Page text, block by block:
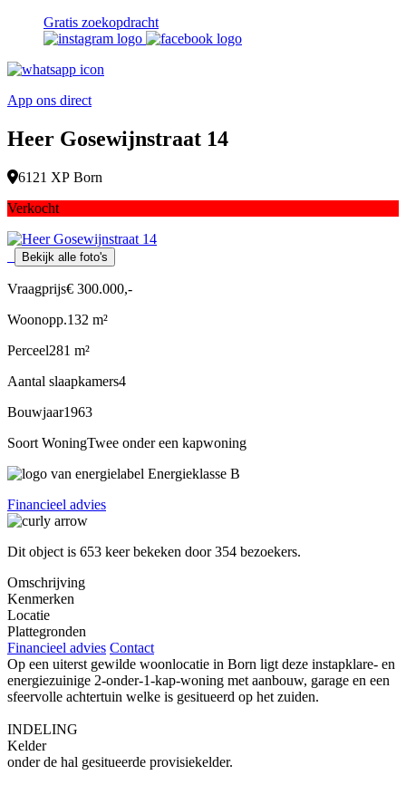
Gratis zoekopdracht
App ons direct
Heer Gosewijnstraat 14
6121 XP Born
Verkocht
Bekijk alle foto's
Vraagprijs€ 300.000,-
Woonopp.132 m²
Perceel281 m²
Aantal slaapkamers4
Bouwjaar1963
Soort WoningTwee onder een kapwoning
Energieklasse B
Financieel advies
Dit object is 653 keer bekeken door354 bezoekers.
Omschrijving
Kenmerken
Locatie
Plattegronden
Financieel advies Contact
Op een uiterst gewilde woonlocatie in Born ligt deze instapklare- en
energiezuinige 2-onder-1-kap-woning met aanbouw, garage en een
sfeervolle achtertuin welke is gesitueerd op het zuiden.
INDELING
Kelder
onder de hal gesitueerde provisiekelder.